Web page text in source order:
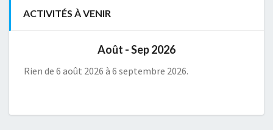
ACTIVITÉS À VENIR
Août - Sep 2026
Rien de 6 août 2026 à 6 septembre 2026.